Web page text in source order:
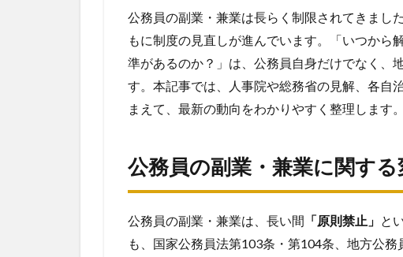
公
務
の
意
識
調
ら
る
題
公務員の副業・兼業は長らく制限されてきまし
もに制度の見直しが進んでいます。「いつから
準があるのか？」は、公務員自身だけでなく、
す。本記事では、人事院や総務省の見解、各自
まえて、最新の動向をわかりやすく整理します。
公務員の副業・兼業に関する
公務員の副業・兼業は、長い間 「原則禁止」 と
も、国家公務員法第103条・第104条、地方公